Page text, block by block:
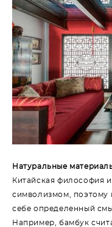
Натуральные
Китайская философия
символизмом, поэтому
себе определенный
Например, бамбук